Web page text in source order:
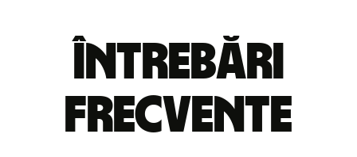
Întrebări
frecvente